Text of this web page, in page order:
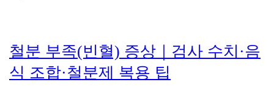
철분 부족(빈혈) 증상｜검사 수치·음
식 조합·철분제 복용 팁